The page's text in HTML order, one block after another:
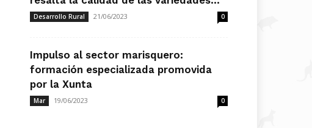
Desarrollo Rural 21/06/2023 0
Impulso al sector marisquero:
formación especializada promovida
por la Xunta
Mar 19/06/2023 0